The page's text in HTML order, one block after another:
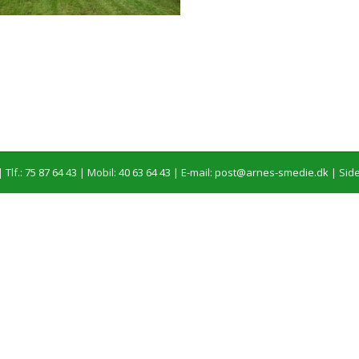
Tlf.:75 87 64 43 | Mobil:40 63 64 43 | E-mail:post@arnes-smedie.dk |